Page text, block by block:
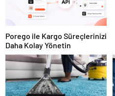
Porego ile Kargo Süreçlerinizi
Daha Kolay Yönetin